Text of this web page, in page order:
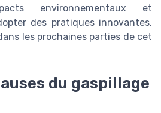
environnementaux et
des pratiques innovantes,
les prochaines parties de cet
du gaspillage